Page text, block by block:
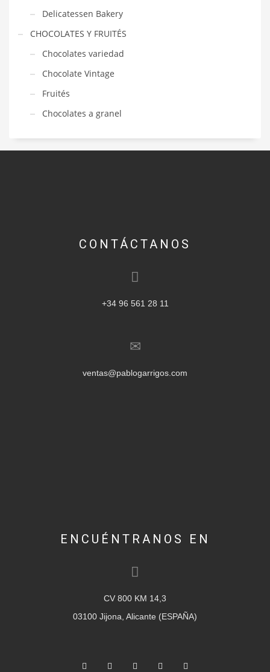
Delicatessen Bakery
CHOCOLATES Y FRUITÉS
Chocolates variedad
Chocolate Vintage
Fruités
Chocolates a granel
CONTÁCTANOS
+34 96 561 28 11
ventas@pablogarrigos.com
ENCUÉNTRANOS EN
CV 800 KM 14,3
03100 Jijona, Alicante (ESPAÑA)